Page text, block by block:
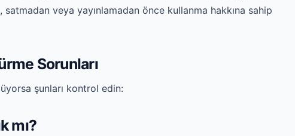
satmadan veya yayınlamadan önce kullanma hakkına sahip
Sorunları
şunları kontrol edin:
mı?